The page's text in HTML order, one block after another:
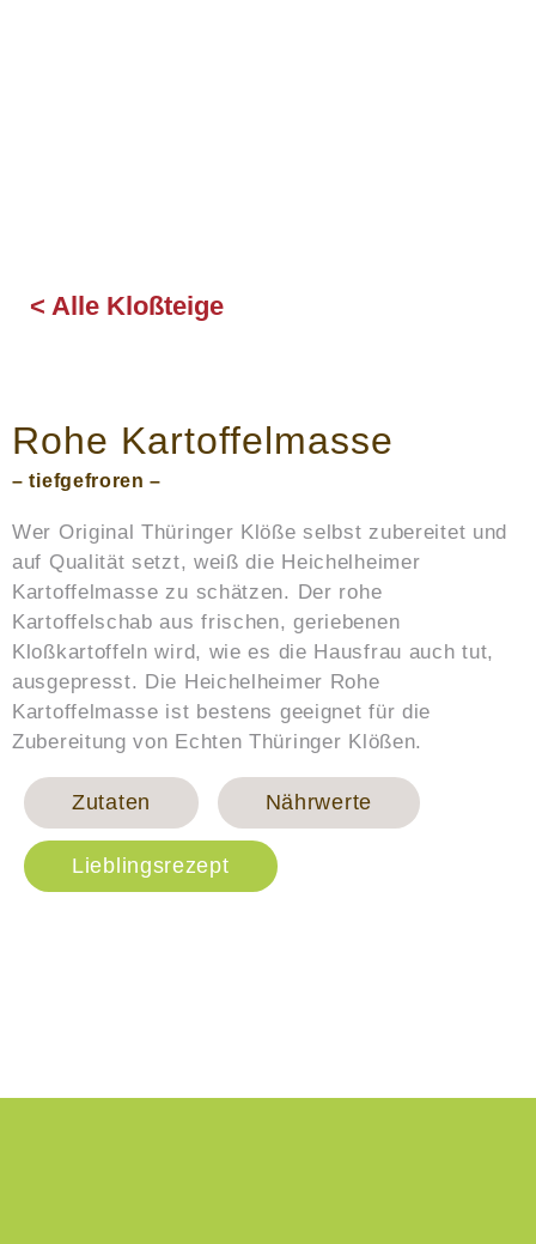
< Alle Kloßteige
Rohe Kartoffelmasse
– tiefgefroren –
Wer Original Thüringer Klöße selbst zubereitet und
auf Qualität setzt, weiß die Heichelheimer
Kartoffelmasse zu schätzen. Der rohe
Kartoffelschab aus frischen, geriebenen
Kloßkartoffeln wird, wie es die Hausfrau auch tut,
ausgepresst. Die Heichelheimer Rohe
Kartoffelmasse ist bestens geeignet für die
Zubereitung von Echten Thüringer Klößen.
Zutaten Nährwerte
Lieblingsrezept